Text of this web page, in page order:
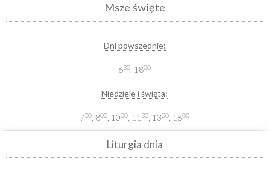
Msze święte
Dni powszednie:
630 , 1800
Niedziele i święta:
700 , 800 , 1000 , 11 30 , 1300 , 1800
Liturgia dnia